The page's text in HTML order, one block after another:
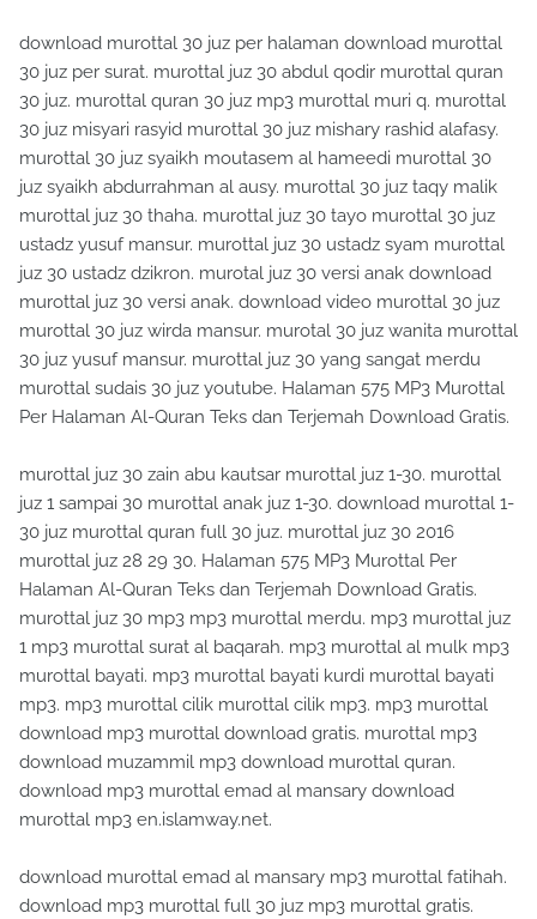
download murottal 30 juz per halaman download murottal
30 juz per surat. murottal juz 30 abdul qodir murottal quran
30 juz. murottal quran 30 juz mp3 murottal muri q. murottal
30 juz misyari rasyid murottal 30 juz mishary rashid alafasy.
murottal 30 juz syaikh moutasem al hameedi murottal 30
juz syaikh abdurrahman al ausy. murottal 30 juz taqy malik
murottal juz 30 thaha. murottal juz 30 tayo murottal 30 juz
ustadz yusuf mansur. murottal juz 30 ustadz syam murottal
juz 30 ustadz dzikron. murotal juz 30 versi anak download
murottal juz 30 versi anak. download video murottal 30 juz
murottal 30 juz wirda mansur. murotal 30 juz wanita murottal
30 juz yusuf mansur. murottal juz 30 yang sangat merdu
murottal sudais 30 juz youtube. Halaman 575 MP3 Murottal
Per Halaman Al-Quran Teks dan Terjemah Download Gratis.
murottal juz 30 zain abu kautsar murottal juz 1-30. murottal
juz 1 sampai 30 murottal anak juz 1-30. download murottal 1-
30 juz murottal quran full 30 juz. murottal juz 30 2016
murottal juz 28 29 30. Halaman 575 MP3 Murottal Per
Halaman Al-Quran Teks dan Terjemah Download Gratis.
murottal juz 30 mp3 mp3 murottal merdu. mp3 murottal juz
1 mp3 murottal surat al baqarah. mp3 murottal al mulk mp3
murottal bayati. mp3 murottal bayati kurdi murottal bayati
mp3. mp3 murottal cilik murottal cilik mp3. mp3 murottal
download mp3 murottal download gratis. murottal mp3
download muzammil mp3 download murottal quran.
download mp3 murottal emad al mansary download
murottal mp3 en.islamway.net.
download murottal emad al mansary mp3 murottal fatihah.
download mp3 murottal full 30 juz mp3 murottal gratis.